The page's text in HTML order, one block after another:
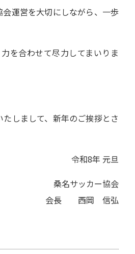
運営を大切にしながら、一歩
を合わせて尽力してまいりま
しまして、新年のご挨拶とさ
令和8年 元旦
桑名サッカー協会
会長 西岡 信弘